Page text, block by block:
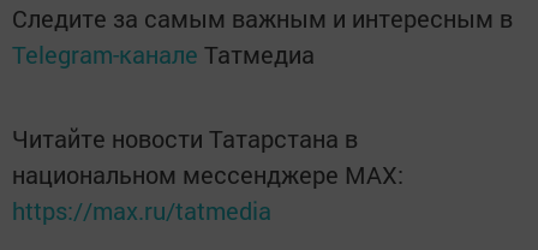
Следите за самым важным и интересным в
Telegram-канале Татмедиа
Читайте новости Татарстана в
национальном мессенджере MАХ:
https://max.ru/tatmedia